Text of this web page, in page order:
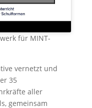
für MINT-
vernetzt und
35
aller
gemeinsam